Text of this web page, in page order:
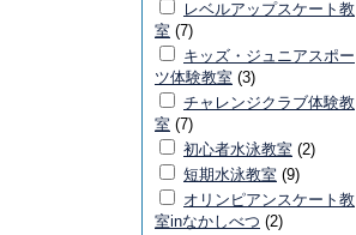
レベルアップスケート教
室 (7)
キッズ・ジュニアスポー
ツ体験教室 (3)
チャレンジクラブ体験教
室 (7)
初心者水泳教室 (2)
短期水泳教室 (9)
オリンピアンスケート教
室inなかしべつ (2)